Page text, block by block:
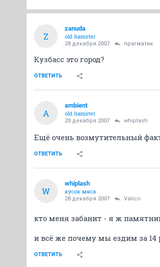
Z
zanuda
old hamster
28 декабря 2007 прагматик
Кузбасс это город?
ОТВЕТИТЬ
A
ambient
old hamster
28 декабря 2007 whiplash
Ещё очень возмутительный
ОТВЕТИТЬ
W
whiplash
кусок мяса
28 декабря 2007 Valico
кто меня забанит - я ж
и всё же почему мы ездим за 14
ОТВЕТИТЬ